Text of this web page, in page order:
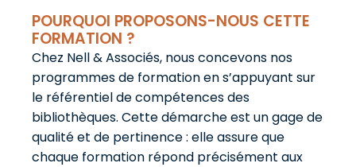
POURQUOI PROPOSONS-NOUS CETTE
FORMATION ?
Chez Nell & Associés, nous concevons nos
programmes de formation en s’appuyant sur
le référentiel de compétences des
bibliothèques. Cette démarche est un gage de
qualité et de pertinence : elle assure que
chaque formation répond précisément aux